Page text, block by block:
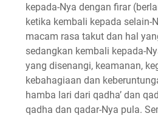
kepada-Nya dengan firar
ketika kembali kepada selain-
macam rasa takut dan hal
sedangkan kembali kepada-
yang disenangi, keamanan,
kebahagiaan dan
hamba lari dari qadha’ dan
qadha dan qadar-Nya pula.